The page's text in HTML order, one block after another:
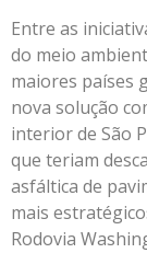
Entre as
do meio
maiores países
nova solução
interior de São
que teriam
asfáltica de
mais
Rodovia